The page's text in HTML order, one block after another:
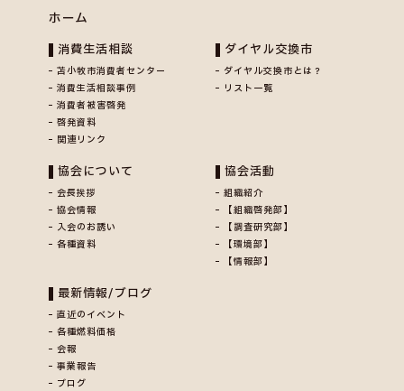
ホーム
消費生活相談
苫小牧市消費者センター
消費生活相談事例
消費者被害啓発
啓発資料
関連リンク
ダイヤル交換市
ダイヤル交換市とは？
リスト一覧
協会について
会長挨拶
協会情報
入会のお誘い
各種資料
協会活動
組織紹介
【組織啓発部】
【調査研究部】
【環境部】
【情報部】
最新情報/ブログ
直近のイベント
各種燃料価格
会報
事業報告
ブログ